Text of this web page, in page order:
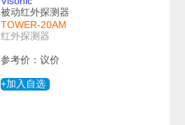
被动红外探测器
TOWER-20AM
红外探测器
参考价：议价
+加入自选